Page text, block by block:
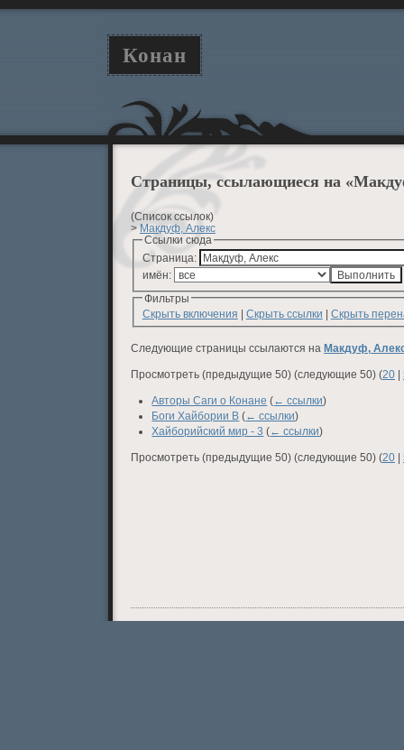
Конан
Страницы, ссылающиеся на
(Список ссылок)
> Макдуф, Алекс
Ссылки сюда
Страница:
имён:
Фильтры
Скрыть включения | Скрыть ссылки | Скрыть
Следующие страницы ссылаются на Макдуф,
Просмотреть (предыдущие 50) (следующие 50) (20 |
Авторы Саги о Конане (← ссылки)
Боги Хайбории В (← ссылки)
Хайборийский мир - 3 (← ссылки)
Просмотреть (предыдущие 50) (следующие 50) (20 |